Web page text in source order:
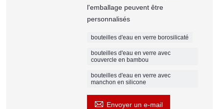
l'emballage peuvent être
personnalisés
bouteilles d'eau en verre borosilicaté
bouteilles d'eau en verre avec
couvercle en bambou
bouteilles d'eau en verre avec
manchon en silicone
 Envoyer un e-mail